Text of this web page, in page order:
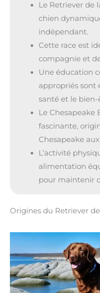
Le Retriever de
chien
indépendant.
Cette race est
compagnie et
Une éducation
appropriés sont
santé et le
Le Chesapeake
fascinante,
Chesapeake
L’activité
alimentation
pour maintenir
Origines du Retriever